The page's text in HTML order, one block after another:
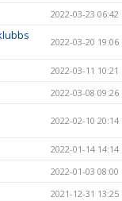
2022-03-23 06:42
2022-03-20 19:06
2022-03-11 10:21
2022-03-08 09:26
2022-02-10 20:14
2022-01-14 14:14
2022-01-03 08:00
2021-12-31 13:25